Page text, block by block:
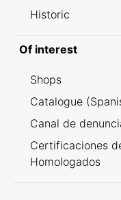
Historic
Of interest
Shops
Catalogue
Canal de
Certificaciones
Homologados